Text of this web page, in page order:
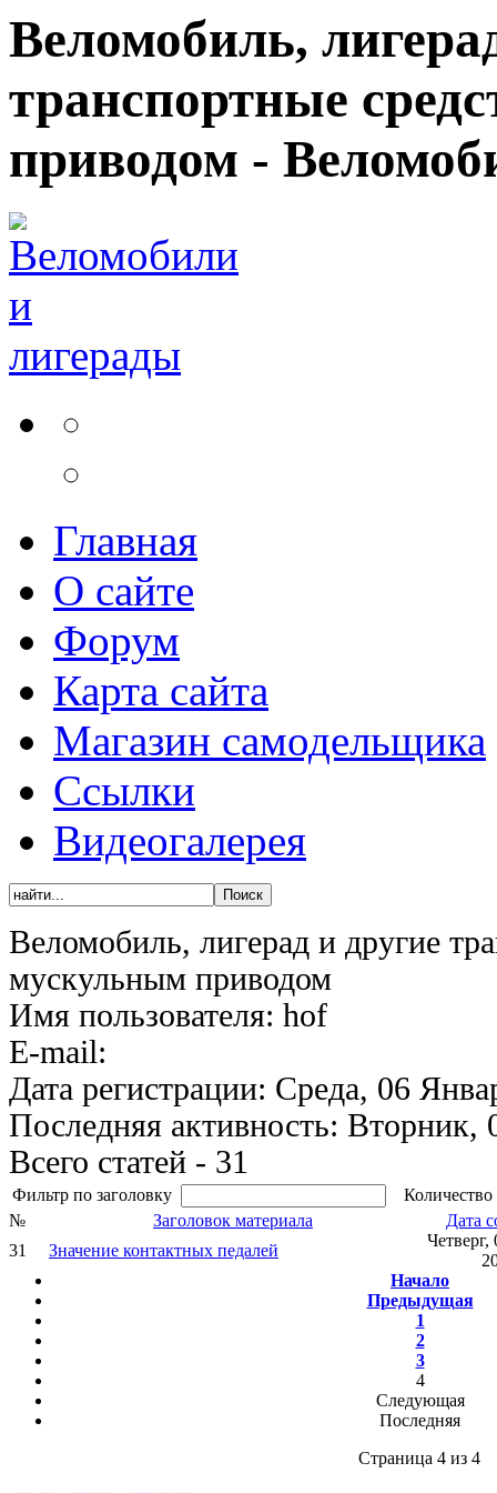
Веломобиль,
транспортные
приводом -
Главная
О сайте
Форум
Карта сайта
Магазин самодельщика
Ссылки
Видеогалерея
Веломобиль, лигерад и другие
мускульным приводом
Имя пользователя: hof
E-mail:
Дата регистрации: Среда, 06
Последняя активность: Вторник,
Всего статей - 31
Фильтр по заголовку
Количество
№
Заголовок материала
Дата
31
Значение контактных педалей
Четверг,
Начало
Предыдущая
1
2
3
4
Следующая
Последняя
Страница 4 из 4